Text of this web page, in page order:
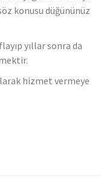
konusu düğününüz
yıllar sonra da
hizmet vermeye